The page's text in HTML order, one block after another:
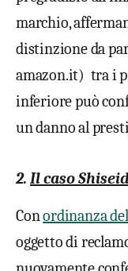
marchio,
distinzione da
amazon.it) tra i
inferiore può
un danno al
2. Il caso
Conordinanza
oggetto di